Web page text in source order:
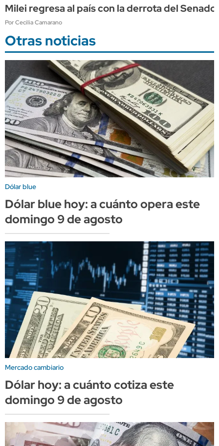
Milei regresa al país con la derrota del
Por Cecilia Camarano
Otras noticias
Dólar blue
Dólar blue hoy: a cuánto opera este
domingo 9 de agosto
Mercado cambiario
Dólar hoy: a cuánto cotiza este
domingo 9 de agosto